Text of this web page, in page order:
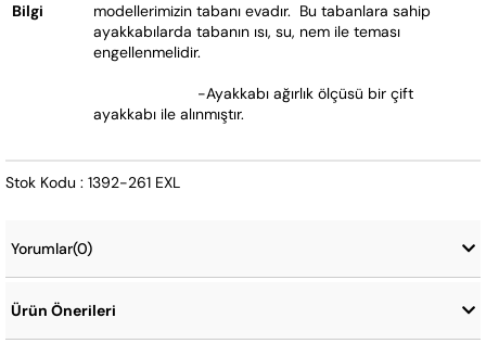
Bilgi
modellerimizin tabanı evadır.  Bu tabanlara sahip
ayakkabılarda tabanın ısı, su, nem ile teması
engellenmelidir.
ayakkabı ile alınmıştır.
Stok Kodu : 1392-261 EXL
Yorumlar(0)
Ürün Önerileri